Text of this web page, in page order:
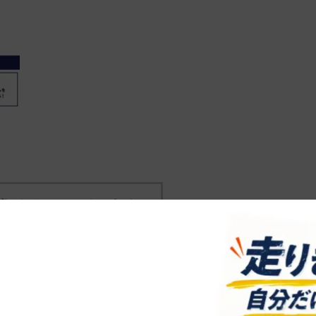
のタイトルとURLをコピーする